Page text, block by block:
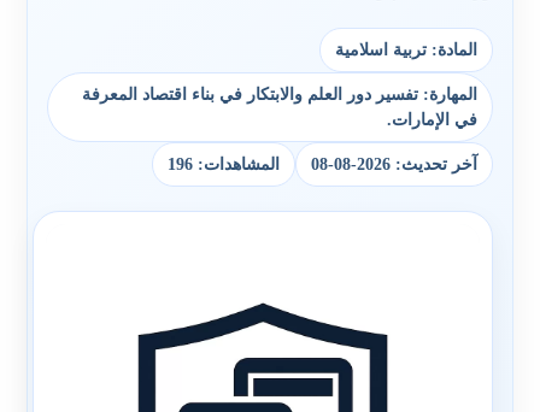
المادة: تربية اسلامية
المهارة: تفسير دور العلم والابتكار في بناء اقتصاد المعرفة
في الإمارات.
آخر تحديث: 2026-08-08 المشاهدات: 196